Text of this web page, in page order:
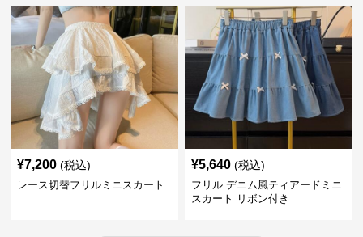
¥7,200 (税込)
レース切替フリルミニスカート
¥5,640 (税込)
フリル デニム風ティアードミニ
スカート リボン付き